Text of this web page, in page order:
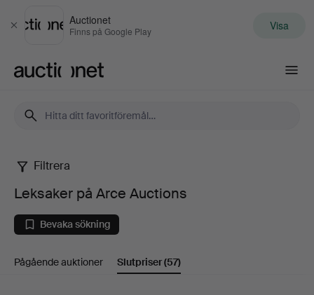
Stäng
Auctionet
Finns på Google Play Visa
Leksaker
på
Arce
Auctions
Filtrera
Leksaker på Arce Auctions
Bevaka sökning
Pågående auktioner Slutpriser(57)